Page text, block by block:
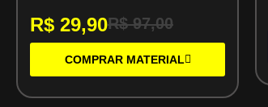
R$ 29,90R$97,00
COMPRAR MATERIAL